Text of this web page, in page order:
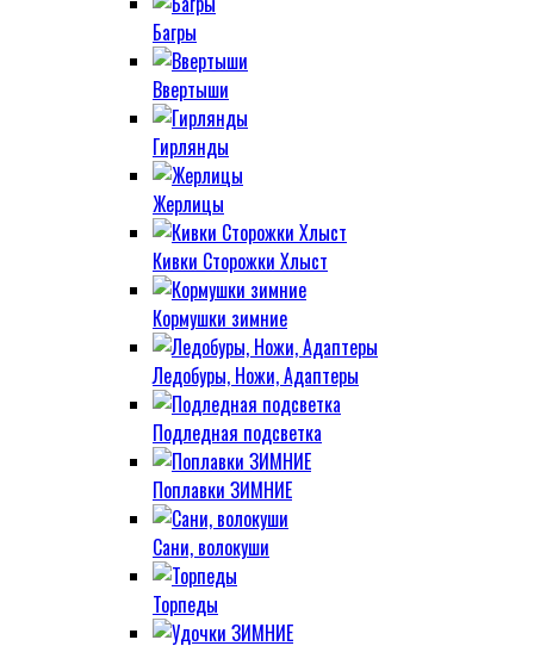
Багры
Ввертыши
Гирлянды
Жерлицы
Кивки Сторожки Хлыст
Кормушки зимние
Ледобуры, Ножи, Адаптеры
Подледная подсветка
Поплавки ЗИМНИЕ
Сани, волокуши
Торпеды